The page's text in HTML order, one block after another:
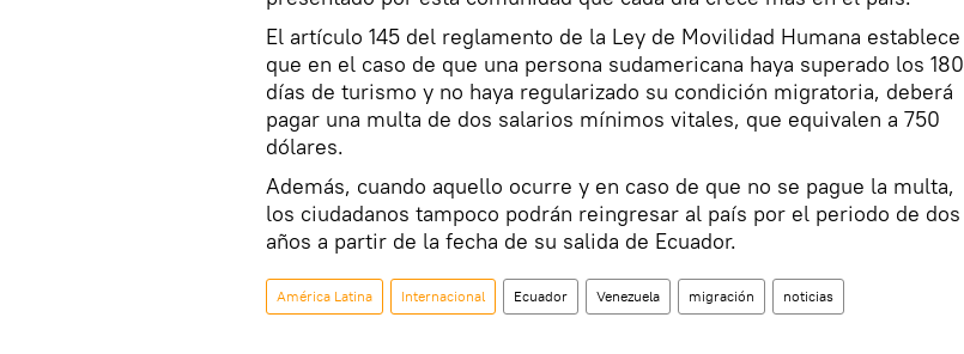
El artículo 145 del reglamento de la Ley de Movilidad Humana establece
que en el caso de que una persona sudamericana haya superado los 180
días de turismo y no haya regularizado su condición migratoria, deberá
pagar una multa de dos salarios mínimos vitales, que equivalen a 750
dólares.
Además, cuando aquello ocurre y en caso de que no se pague la multa,
los ciudadanos tampoco podrán reingresar al país por el periodo de dos
años a partir de la fecha de su salida de Ecuador.
América Latina Internacional Ecuador Venezuela migración noticias